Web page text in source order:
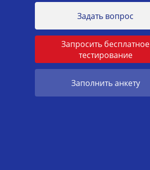
Задать вопрос
Запросить бесплатное
тестирование
Заполнить анкету